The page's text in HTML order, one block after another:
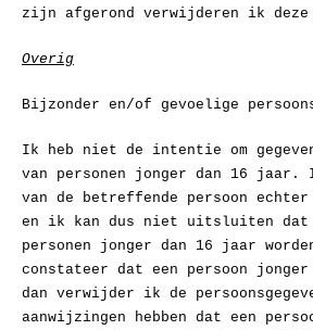
zijn afgerond verwijderen ik deze
Overig
Bijzonder en/of gevoelige
Ik heb niet de intentie om
van personen jonger dan 16
van de betreffende persoon
en ik kan dus niet uitsluiten dat
personen jonger dan 16 jaar
constateer dat een persoon
dan verwijder ik de
aanwijzingen hebben dat een